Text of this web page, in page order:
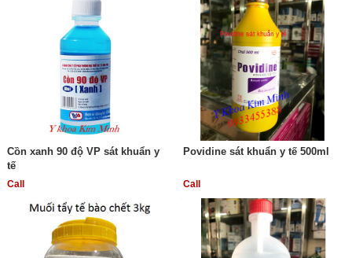
Cồn xanh 90 độ VP sát khuẩn y
tế
Call
Povidine sát khuẩn y tế 500ml
Call